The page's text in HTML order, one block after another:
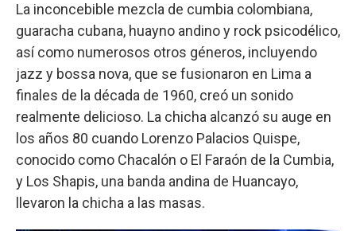
La inconcebible mezcla de cumbia colombiana,
guaracha cubana, huayno andino y rock psicodélico,
así como numerosos otros géneros, incluyendo
jazz y bossa nova, que se fusionaron en Lima a
finales de la década de 1960, creó un sonido
realmente delicioso. La chicha alcanzó su auge en
los años 80 cuando Lorenzo Palacios Quispe,
conocido como Chacalón o El Faraón de la Cumbia,
y Los Shapis, una banda andina de Huancayo,
llevaron la chicha a las masas.